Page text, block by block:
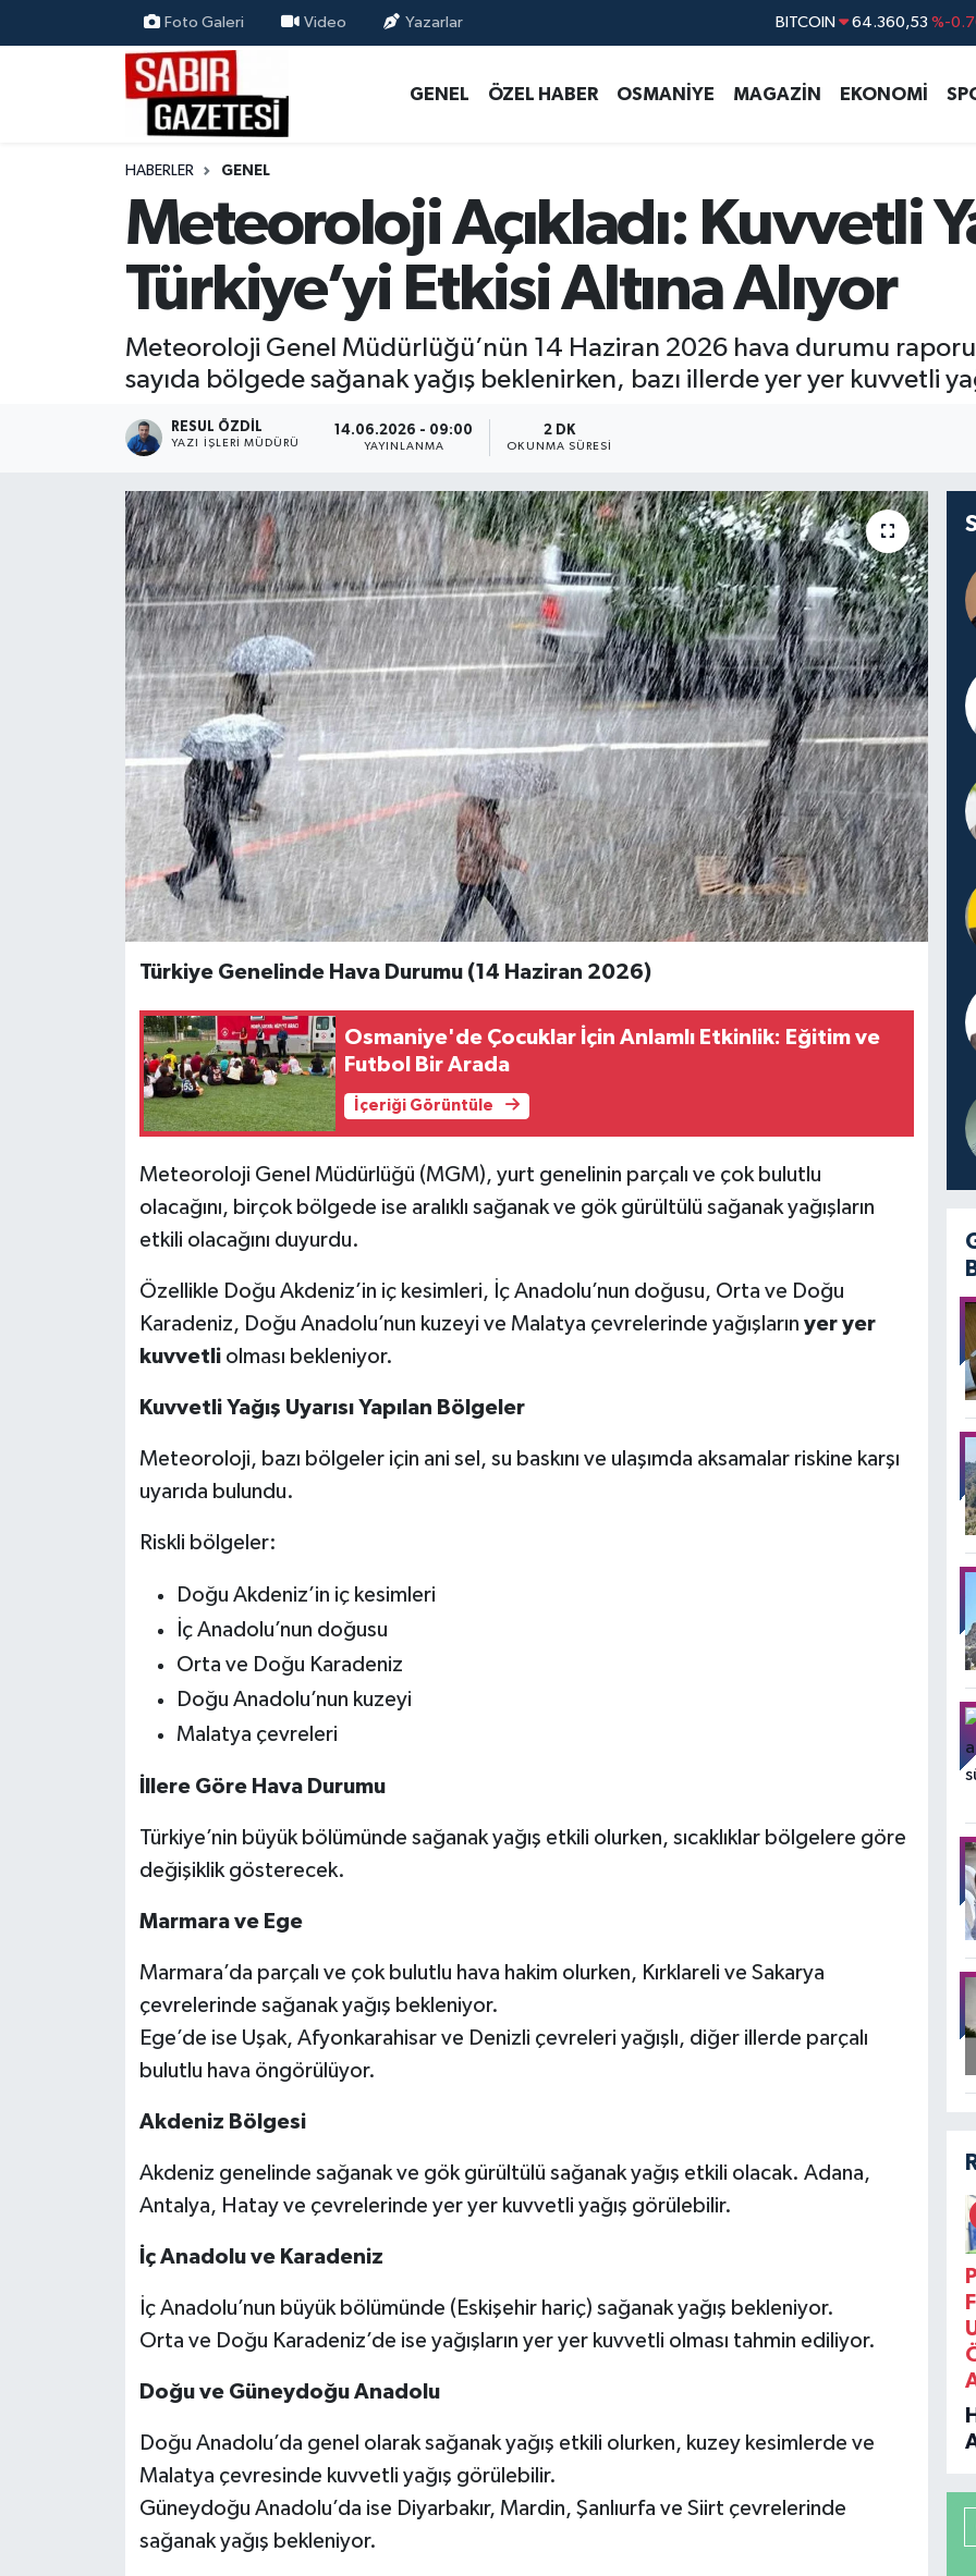
Foto Galeri Video Yazarlar BITCOIN 64.360,53 %-
EURO 55,0317 %-
BİST100 13.887
GENEL ÖZEL HABER OSMANİYE MAGAZİN EKONOMİ
HABERLER GENEL
Meteoroloji Açıkladı: Kuvvetli
Türkiye’yi Etkisi Altına Alıyor
Meteoroloji Genel Müdürlüğü’nün 14 Haziran 2026 hava durumu
sayıda bölgede sağanak yağış beklenirken, bazı illerde yer yer kuvvetli
RESUL ÖZDIL
YAZI İŞLERI MÜDÜRÜ
14.06.2026 - 09:00
YAYINLANMA
2 DK
OKUNMA SÜRESI
Türkiye Genelinde Hava Durumu (14 Haziran 2026)
Osmaniye'de Çocuklar İçin Anlamlı Etkinlik: Eğitim ve
Futbol Bir Arada
İçeriği Görüntüle
Meteoroloji Genel Müdürlüğü (MGM), yurt genelinin parçalı ve çok bulutlu
olacağını, birçok bölgede ise aralıklı sağanak ve gök gürültülü sağanak yağışların
etkili olacağını duyurdu.
Özellikle Doğu Akdeniz’in iç kesimleri, İç Anadolu’nun doğusu, Orta ve Doğu
Karadeniz, Doğu Anadolu’nun kuzeyi ve Malatya çevrelerinde yağışların yer yer
kuvvetliolması bekleniyor.
Kuvvetli Yağış Uyarısı Yapılan Bölgeler
Meteoroloji, bazı bölgeler için ani sel, su baskını ve ulaşımda aksamalar riskine karşı
uyarıda bulundu.
Riskli bölgeler:
Doğu Akdeniz’in iç kesimleri
İç Anadolu’nun doğusu
Orta ve Doğu Karadeniz
Doğu Anadolu’nun kuzeyi
Malatya çevreleri
İllere Göre Hava Durumu
Türkiye’nin büyük bölümünde sağanak yağış etkili olurken, sıcaklıklar bölgelere göre
değişiklik gösterecek.
Marmara ve Ege
Marmara’da parçalı ve çok bulutlu hava hakim olurken, Kırklareli ve Sakarya
çevrelerinde sağanak yağış bekleniyor.
Ege’de ise Uşak, Afyonkarahisar ve Denizli çevreleri yağışlı, diğer illerde parçalı
bulutlu hava öngörülüyor.
Akdeniz Bölgesi
Akdeniz genelinde sağanak ve gök gürültülü sağanak yağış etkili olacak. Adana,
Antalya, Hatay ve çevrelerinde yer yer kuvvetli yağış görülebilir.
İç Anadolu ve Karadeniz
İç Anadolu’nun büyük bölümünde (Eskişehir hariç) sağanak yağış bekleniyor.
Orta ve Doğu Karadeniz’de ise yağışların yer yer kuvvetli olması tahmin ediliyor.
Doğu ve Güneydoğu Anadolu
Doğu Anadolu’da genel olarak sağanak yağış etkili olurken, kuzey kesimlerde ve
Malatya çevresinde kuvvetli yağış görülebilir.
Güneydoğu Anadolu’da ise Diyarbakır, Mardin, Şanlıurfa ve Siirt çevrelerinde
sağanak yağış bekleniyor.
ÖZEL HABER
MAGAZİN
RESMİ İLANLAR
Osmaniye Nöbetçi Eczaneler
Osmaniye Hava Durumu
Süper Lig Puan Durumu ve Fikstür
Tüm Manşetler
Son Dakika Haberleri
Haber Arşivi